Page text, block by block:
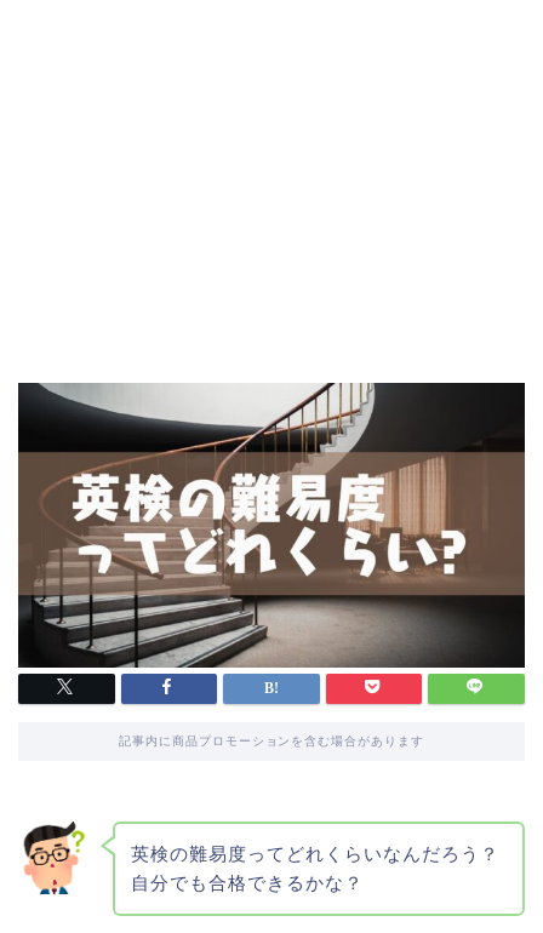
記事内に商品プロモーションを含む場合があります
英検の難易度ってどれくらいなんだろう？
自分でも合格できるかな？